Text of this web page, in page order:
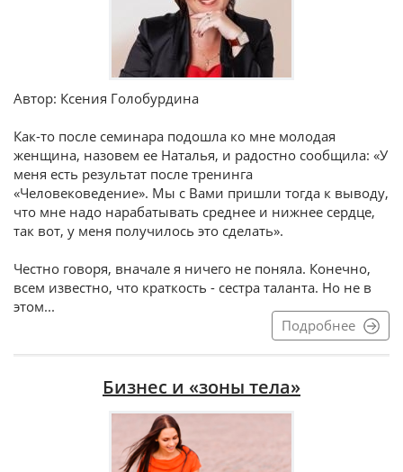
Автор: Ксения Голобурдина
Как-то после семинара подошла ко мне молодая
женщина, назовем ее Наталья, и радостно сообщила: «У
меня есть результат после тренинга
«Человековедение». Мы с Вами пришли тогда к выводу,
что мне надо нарабатывать среднее и нижнее сердце,
так вот, у меня получилось это сделать».
Честно говоря, вначале я ничего не поняла. Конечно,
всем известно, что краткость - сестра таланта. Но не в
этом...
Подробнее
Бизнес и «зоны тела»